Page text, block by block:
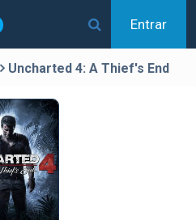
Entrar
Uncharted 4: A Thief's End